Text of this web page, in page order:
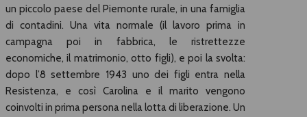
un piccolo paese del Piemonte rurale, in una famiglia
di contadini. Una vita normale (il lavoro prima in
campagna poi in fabbrica, le ristrettezze
economiche, il matrimonio, otto figli), e poi la svolta:
dopo l’8 settembre 1943 uno dei figli entra nella
Resistenza, e così Carolina e il marito vengono
coinvolti in prima persona nella lotta di liberazione. Un